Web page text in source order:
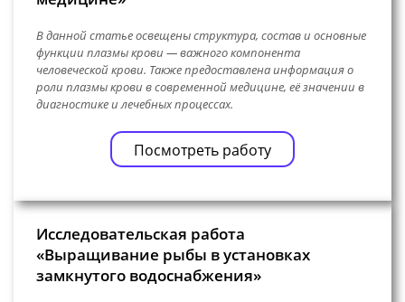
В данной статье освещены структура, состав и основные
функции плазмы крови — важного компонента
человеческой крови. Также предоставлена информация о
роли плазмы крови в современной медицине, её значении в
диагностике и лечебных процессах.
Посмотреть работу
Исследовательская работа
«Выращивание рыбы в установках
замкнутого водоснабжения»